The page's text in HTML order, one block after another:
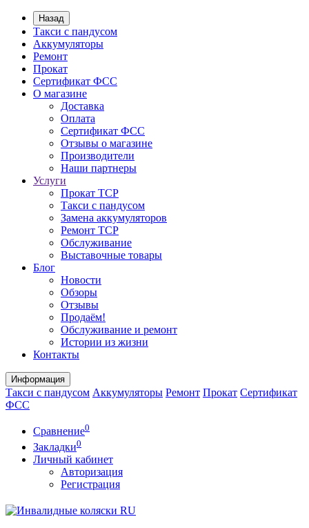
Назад
Такси с пандусом
Аккумуляторы
Ремонт
Прокат
Сертификат ФСС
О магазине
Доставка
Оплата
Сертификат ФСС
Отзывы о магазине
Производители
Наши партнеры
Услуги
Прокат ТСР
Такси с пандусом
Замена аккумуляторов
Ремонт ТСР
Обслуживание
Выставочные товары
Блог
Новости
Обзоры
Отзывы
Продаём!
Обслуживание и ремонт
Истории из жизни
Контакты
Информация
Такси с пандусом Аккумуляторы Ремонт Прокат Сертификат
ФСС
Сравнение0
Закладки0
Личный кабинет
Авторизация
Регистрация